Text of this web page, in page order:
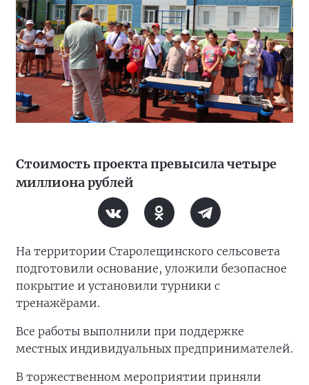
Стоимость проекта превысила четыре
миллиона рублей
На территории Старолещинского сельсовета
подготовили основание, уложили безопасное
покрытие и установили турники с
тренажёрами.
Все работы выполнили при поддержке
местных индивидуальных предпринимателей.
В торжественном мероприятии приняли